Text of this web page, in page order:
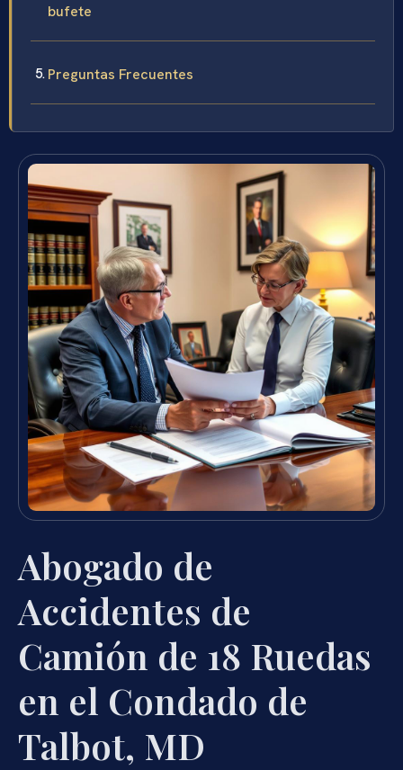
bufete
Preguntas Frecuentes
Abogado de
Accidentes de
Camión de 18 Ruedas
en el Condado de
Talbot, MD